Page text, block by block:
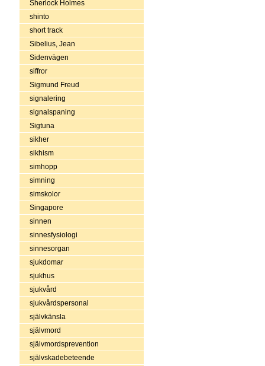
Sherlock Holmes
shinto
short track
Sibelius, Jean
Sidenvägen
siffror
Sigmund Freud
signalering
signalspaning
Sigtuna
sikher
sikhism
simhopp
simning
simskolor
Singapore
sinnen
sinnesfysiologi
sinnesorgan
sjukdomar
sjukhus
sjukvård
sjukvårdspersonal
självkänsla
självmord
självmordsprevention
självskadebeteende